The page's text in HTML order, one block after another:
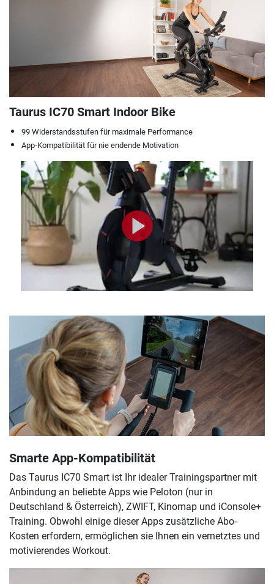
Taurus IC70 Smart Indoor Bike
99 Widerstandsstufen für maximale Performance
App-Kompatibilität für nie endende Motivation
Smarte App-Kompatibilität
Das Taurus IC70 Smart ist Ihr idealer Trainingspartner mit
Anbindung an beliebte Apps wie Peloton (nur in
Deutschland & Österreich), ZWIFT, Kinomap und iConsole+
Training. Obwohl einige dieser Apps zusätzliche Abo-
Kosten erfordern, ermöglichen sie Ihnen ein vernetztes und
motivierendes Workout.